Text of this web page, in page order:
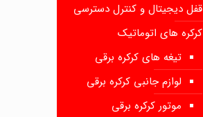
قفل دیجیتال و کنترل دسترسی
کرکره های اتوماتیک
تیغه های کرکره برقی
لوازم جانبی کرکره برقی
موتور کرکره برقی